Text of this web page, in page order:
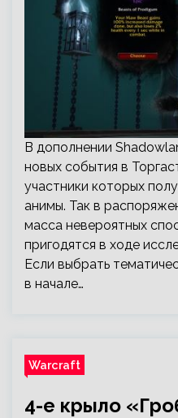
В дополнении
новых события в
участники которых
анимы. Так в
масса невероятных
пригодятся в ходе
Если выбрать
в начале…
Warcraft
4-е крыло